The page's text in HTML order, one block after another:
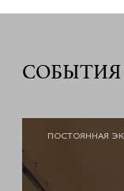
СОБЫТИЯ
ПОСТОЯННАЯ